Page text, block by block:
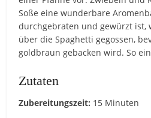
Soße eine wunderbare
durchgebraten und gewürzt ist,
über die Spaghetti gegossen,
goldbraun gebacken wird. So
Zutaten
Zubereitungszeit: 15 Minuten